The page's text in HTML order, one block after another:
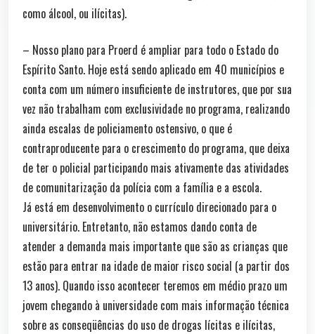
como álcool, ou ilícitas).
– Nosso plano para Proerd é ampliar para todo o Estado do
Espírito Santo. Hoje está sendo aplicado em 40 municípios e
conta com um número insuficiente de instrutores, que por sua
vez não trabalham com exclusividade no programa, realizando
ainda escalas de policiamento ostensivo, o que é
contraproducente para o crescimento do programa, que deixa
de ter o policial participando mais ativamente das atividades
de comunitarização da polícia com a família e a escola.
Já está em desenvolvimento o currículo direcionado para o
universitário. Entretanto, não estamos dando conta de
atender a demanda mais importante que são as crianças que
estão para entrar na idade de maior risco social (a partir dos
13 anos). Quando isso acontecer teremos em médio prazo um
jovem chegando à universidade com mais informação técnica
sobre as conseqüências do uso de drogas lícitas e ilícitas,